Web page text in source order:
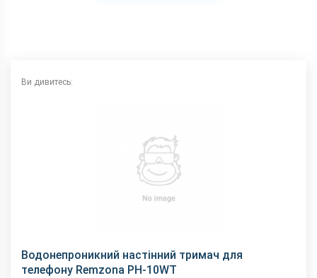
Ви дивитесь:
Водонепроникний настінний тримач для
телефону Remzona PH-10WT